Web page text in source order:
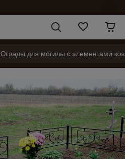
Ограды для могилы с элементами